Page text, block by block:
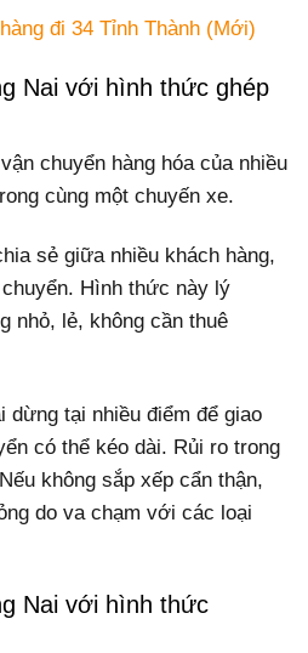
đi 34 Tỉnh Thành (Mới)
Nai với hình thức ghép
chuyển hàng hóa của nhiều
cùng một chuyến xe.
sẻ giữa nhiều khách hàng,
Hình thức này lý
nhỏ, lẻ, không cần thuê
dừng tại nhiều điểm để giao
có thể kéo dài. Rủi ro trong
không sắp xếp cẩn thận,
do va chạm với các loại
Nai với hình thức